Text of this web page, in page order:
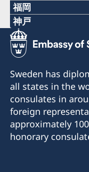
〒060-0807 札幌
札幌14階 デラバル
名誉領事館への訪
予約用Eメール：
sweden-
電話受付時間：
平日（日本の祝日
電話 011-738-2319
福岡
Phone numbers
+81 92 942 0511
+81 92 942 3761
〒811-3134福岡県
当面の間、名誉領
ルでの予約が必要で
神戸
Phone numbers
+81 78 351 7695
Fax numbers
+81 78 351 0880
〒650-0023 神戸市
当面の間、名誉領
Sweden has
all states in the
consulates in
foreign
approximately
honorary